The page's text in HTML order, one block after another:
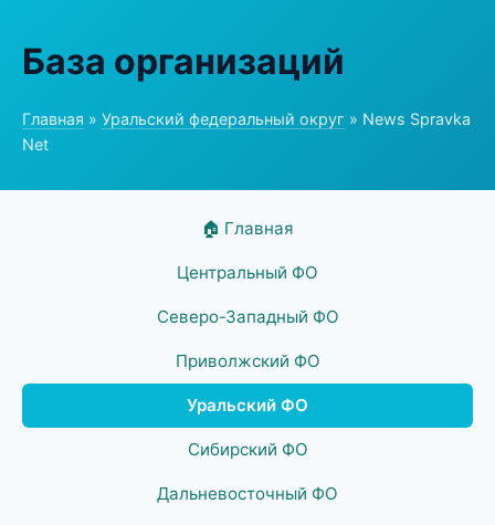
База организаций
Главная » Уральский федеральный округ » News Spravka
Net
🏠 Главная
Центральный ФО
Северо-Западный ФО
Приволжский ФО
Уральский ФО
Сибирский ФО
Дальневосточный ФО